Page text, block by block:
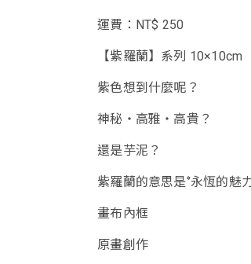
運費：NT$ 250
【紫羅蘭】系列 10×10cm
紫色想到什麼呢？
神秘・高雅・高貴？
還是芋泥？
紫羅蘭的意思是‘’永恆的魅力
畫布內框
原畫創作